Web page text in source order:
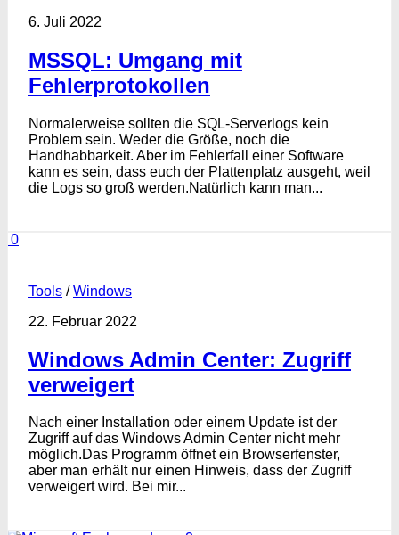
6. Juli 2022
MSSQL: Umgang mit
Fehlerprotokollen
Normalerweise sollten die SQL-Serverlogs kein
Problem sein. Weder die Größe, noch die
Handhabbarkeit. Aber im Fehlerfall einer Software
kann es sein, dass euch der Plattenplatz ausgeht, weil
die Logs so groß werden.Natürlich kann man...
0
Tools /Windows
22. Februar 2022
Windows Admin Center: Zugriff
verweigert
Nach einer Installation oder einem Update ist der
Zugriff auf das Windows Admin Center nicht mehr
möglich.Das Programm öffnet ein Browserfenster,
aber man erhält nur einen Hinweis, dass der Zugriff
verweigert wird. Bei mir...